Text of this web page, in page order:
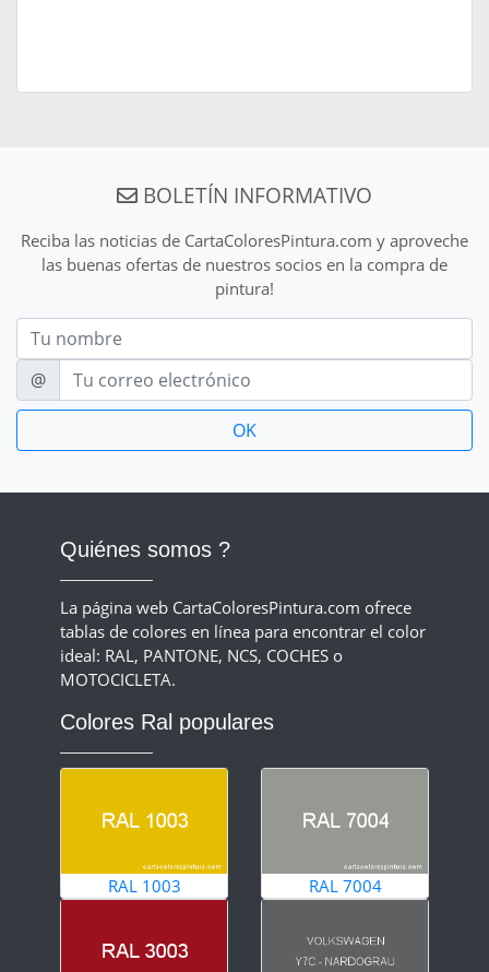
BOLETÍN INFORMATIVO
Reciba las noticias de CartaColoresPintura.com y aproveche
las buenas ofertas de nuestros socios en la compra de
pintura!
Nom
E-mail
@
Quiénes somos ?
La página web CartaColoresPintura.com ofrece
tablas de colores en línea para encontrar el color
ideal: RAL, PANTONE, NCS, COCHES o
MOTOCICLETA.
Colores Ral populares
RAL 1003 RAL 7004